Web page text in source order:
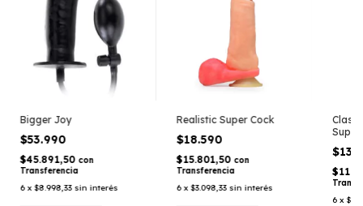
Bigger Joy
$53.990
$45.891,50 con
Transferencia
6 x$8.998,33 sin interés
Realistic Super Cock
$18.590
$15.801,50 con
Transferencia
6 x$3.098,33 sin interés
Super
6 x